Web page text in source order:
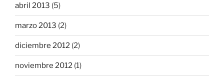
abril 2013 (5)
marzo 2013 (2)
diciembre 2012 (2)
noviembre 2012 (1)